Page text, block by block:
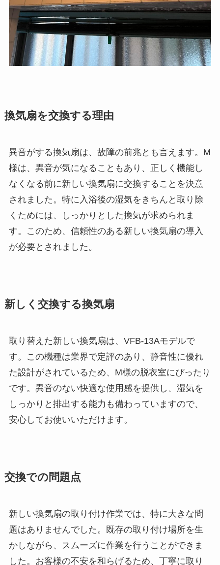
換気扇を交換する理由
異音がする換気扇は、故障の前兆とも言えます。M
様は、異音が気になることもあり、正しく機能し
なくなる前に新しい換気扇に交換することを決意
されました。特に入浴後の湿気をきちんと取り除
くためには、しっかりとした換気が求められま
す。このため、信頼性のある新しい換気扇の導入
が必要とされました。
新しく交換する換気扇
取り替えた新しい換気扇は、VFB-13Aモデルで
す。この機種は業界で定評のあり、静音性に優れ
た設計がされているため、M様の脱衣室にぴったり
です。異音のない快適な使用感を提供し、湿気を
しっかりと排出する能力も備わっていますので、
安心してお使いいただけます。
交換での問題点
新しい換気扇の取り付け作業では、特に大きな問
題はありませんでした。既存の取り付け場所を生
かしながら、スムーズに作業を行うことができま
した。お客様の不安を和らげるため、丁寧に取り